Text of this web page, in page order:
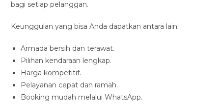
bagi setiap pelanggan.
Keunggulan yang bisa Anda dapatkan antara lain:
Armada bersih dan terawat.
Pilihan kendaraan lengkap.
Harga kompetitif.
Pelayanan cepat dan ramah.
Booking mudah melalui WhatsApp.